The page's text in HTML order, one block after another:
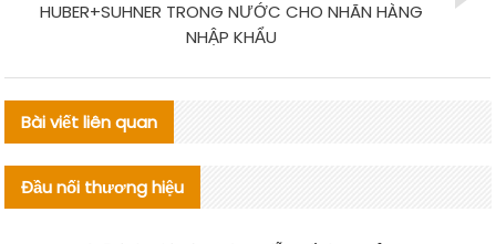
HUBER+SUHNER TRONG NƯỚC CHO NHÃN HÀNG
NHẬP KHẨU
Bài viết liên quan
Đầu nối thương hiệu